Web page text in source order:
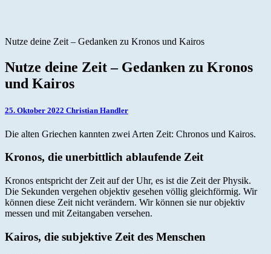
Nutze deine Zeit – Gedanken zu Kronos und Kairos
Nutze deine Zeit – Gedanken zu Kronos
und Kairos
25. Oktober 2022 Christian Handler
Die alten Griechen kannten zwei Arten Zeit: Chronos und Kairos.
Kronos, die unerbittlich ablaufende Zeit
Kronos entspricht der Zeit auf der Uhr, es ist die Zeit der Physik.
Die Sekunden vergehen objektiv gesehen völlig gleichförmig. Wir
können diese Zeit nicht verändern. Wir können sie nur objektiv
messen und mit Zeitangaben versehen.
Kairos, die subjektive Zeit des Menschen